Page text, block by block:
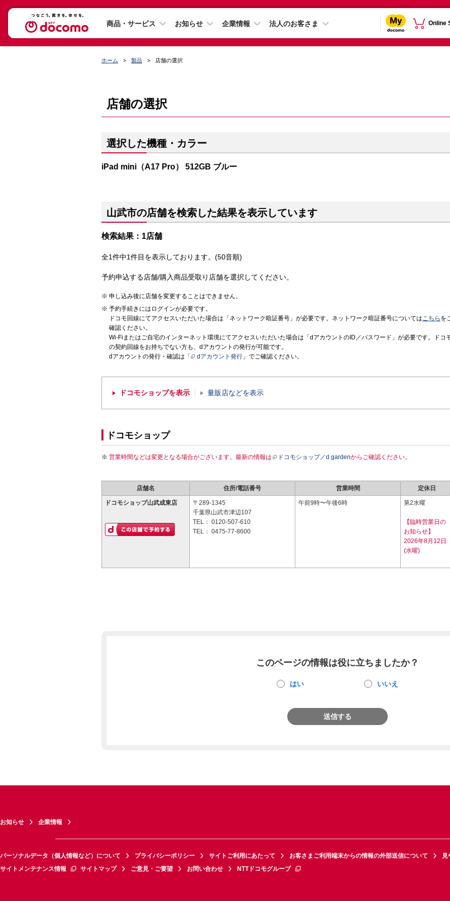
商品・サービス お知らせ 企業情報 法人のお客さま Online
ホーム 製品 店舗の選択
店舗の選択
選択した機種・カラー
iPad mini（A17 Pro） 512GB ブルー
山武市の店舗を検索した結果を表示しています
検索結果：1店舗
全1件中1件目を表示しております。(50音順)
予約申込する店舗/購入商品受取り店舗を選択してください。
申し込み後に店舗を変更することはできません。
予約手続きにはログインが必要です。
ドコモ回線にてアクセスいただいた場合は「ネットワーク暗証番号」が必要です。ネットワーク暗証番号についてはこちら を
確認ください。
Wi-Fiまたはご自宅のインターネット環境にてアクセスいただいた場合は「dアカウントのID／パスワード」が必要です。ドコ
の契約回線をお持ちでない方も、dアカウントの発行が可能です。
dアカウントの発行・確認は「
dアカウント発行 」でご確認ください。
ドコモショップを表示 量販店などを表示
ドコモショップ
営業時間などは変更となる場合がございます。最新の情報は ドコモショップ／d gardenからご確認ください。
店舗名 住所/電話番号 営業時間 定休日
ドコモショップ山武成東店
〒289-1345
千葉県山武市津辺107
TEL： 0120-507-610
TEL： 0475-77-8600
午前9時〜午後6時 第2水曜
【臨時営業日の
お知らせ】
2026年8月12日
(水曜)
このページの情報は役に立ちましたか？
はい いいえ
送信する
お知らせ 企業情報
パーソナルデータ（個人情報など）について プライバシーポリシー サイトご利用にあたって お客さまご利用端末からの情報の外部送信について
見
サイトメンテナンス情報
サイトマップ ご意見・ご要望 お問い合わせ NTTドコモグループ